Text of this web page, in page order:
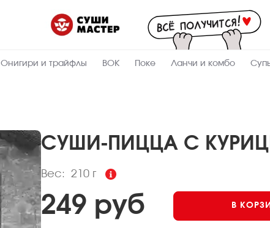
Онигири и трайфлы ВОК Поке Ланчи и комбо
СУШИ-ПИЦЦА С
Вес: 210 г
Пищевая
210 Вес, г
240 Ккал
249 руб В